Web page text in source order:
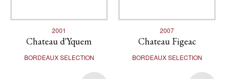
2001
Chateau d'Yquem
BORDEAUX SELECTION
2007
Chateau Figeac
BORDEAUX SELECTION